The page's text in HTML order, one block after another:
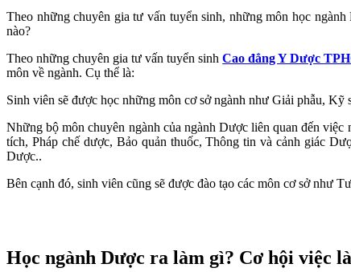
Theo những chuyên gia tư vấn tuyển sinh, những môn học
nào?
Theo những chuyên gia tư vấn tuyển sinhCao đẳng Y Dược
môn về ngành. Cụ thể là:
Sinh viên sẽ được học những môn cơ sở ngành như Giải phẫu,
Những bộ môn chuyên ngành của ngành Dược liên quan đến
tích, Pháp chế dược, Bảo quản thuốc, Thông tin và cảnh giác
Dược..
Bên cạnh đó, sinh viên cũng sẽ được đào tạo các môn cơ sở
Học ngành Dược ra làm gì? Cơ hội việc